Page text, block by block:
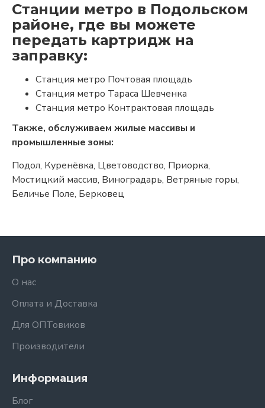
Станции метро в Подольском
районе, где вы можете
передать картридж на
заправку:
Станция метро Почтовая площадь
Станция метро Тараса Шевченка
Станция метро Контрактовая площадь
Также, обслуживаем жилые массивы и
промышленные зоны:
Подол, Куренёвка, Цветоводство, Приорка,
Мостицкий массив, Виноградарь, Ветряные горы,
Беличье Поле, Берковец
Про компанию
О нас
Оплата и Доставка
Для ОПТовиков
Производители
Информация
Блог